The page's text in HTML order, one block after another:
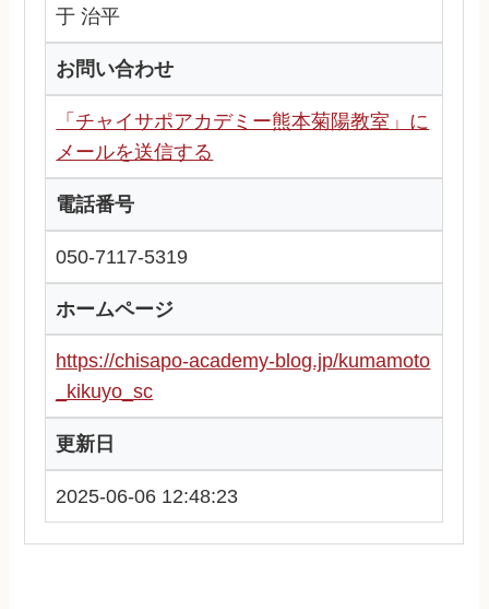
于 治平
お問い合わせ
「チャイサポアカデミー熊本菊陽教室」に
メールを送信する
電話番号
050-7117-5319
ホームページ
https://chisapo-academy-blog.jp/kumamoto
_kikuyo_sc
更新日
2025-06-06 12:48:23